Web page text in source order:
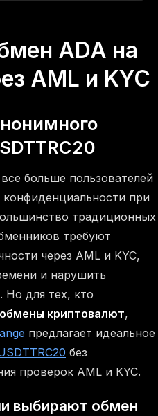
ADA на
AML и KYC
больше пользователей
при
традиционных
требуют
через AML и KYC,
и нарушить
Но для тех, кто
криптовалют,
предлагает идеальное
без
проверок AML и KYC.
выбирают обмен